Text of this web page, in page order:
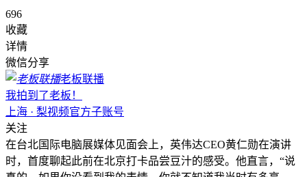
696
收藏
详情
微信分享
老板联播
我拍到了老板！
上海 · 梨视频官方子账号
关注
在台北国际电脑展媒体见面会上，英伟达CEO黄仁勋在演讲
时，首度聊起此前在北京打卡品尝豆汁的感受。他直言，“说